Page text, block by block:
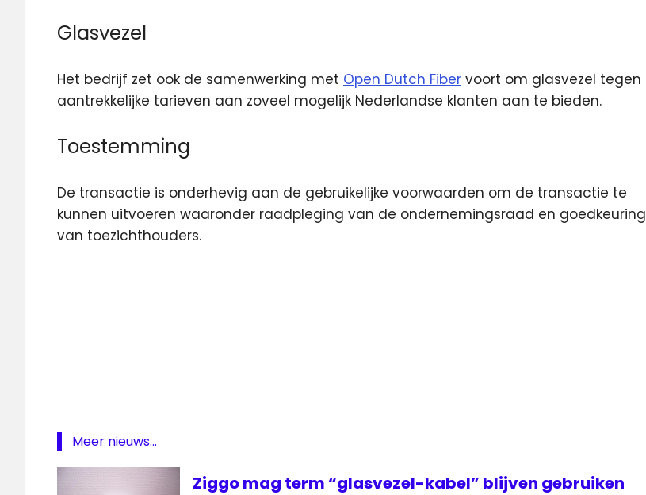
Glasvezel
Het bedrijf zet ook de samenwerking met Open Dutch Fiber voort om glasvezel tegen
aantrekkelijke tarieven aan zoveel mogelijk Nederlandse klanten aan te bieden.
Toestemming
De transactie is onderhevig aan de gebruikelijke voorwaarden om de transactie te
kunnen uitvoeren waaronder raadpleging van de ondernemingsraad en goedkeuring
van toezichthouders.
2
Meer nieuws...
Ziggo mag term “glasvezel-kabel” blijven gebruiken